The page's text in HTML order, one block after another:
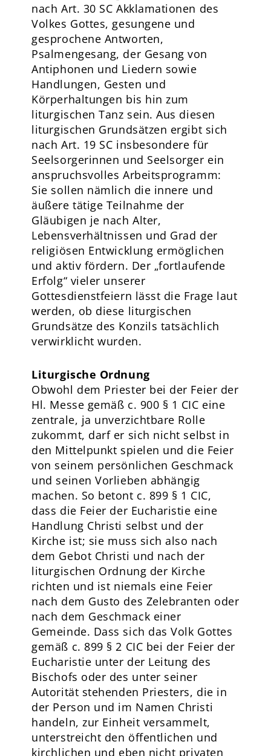
nach Art. 30 SC Akklamationen des
Volkes Gottes, gesungene und
gesprochene Antworten,
Psalmengesang, der Gesang von
Antiphonen und Liedern sowie
Handlungen, Gesten und
Körperhaltungen bis hin zum
liturgischen Tanz sein. Aus diesen
liturgischen Grundsätzen ergibt sich
nach Art. 19 SC insbesondere für
Seelsorgerinnen und Seelsorger ein
anspruchsvolles Arbeitsprogramm:
Sie sollen nämlich die innere und
äußere tätige Teilnahme der
Gläubigen je nach Alter,
Lebensverhältnissen und Grad der
religiösen Entwicklung ermöglichen
und aktiv fördern. Der „fortlaufende
Erfolg“ vieler unserer
Gottesdienstfeiern lässt die Frage laut
werden, ob diese liturgischen
Grundsätze des Konzils tatsächlich
verwirklicht wurden.
Liturgische Ordnung
Obwohl dem Priester bei der Feier der
Hl. Messe gemäß c. 900 § 1 CIC eine
zentrale, ja unverzichtbare Rolle
zukommt, darf er sich nicht selbst in
den Mittelpunkt spielen und die Feier
von seinem persönlichen Geschmack
und seinen Vorlieben abhängig
machen. So betont c. 899 § 1 CIC,
dass die Feier der Eucharistie eine
Handlung Christi selbst und der
Kirche ist; sie muss sich also nach
dem Gebot Christi und nach der
liturgischen Ordnung der Kirche
richten und ist niemals eine Feier
nach dem Gusto des Zelebranten oder
nach dem Geschmack einer
Gemeinde. Dass sich das Volk Gottes
gemäß c. 899 § 2 CIC bei der Feier der
Eucharistie unter der Leitung des
Bischofs oder des unter seiner
Autorität stehenden Priesters, die in
der Person und im Namen Christi
handeln, zur Einheit versammelt,
unterstreicht den öffentlichen und
kirchlichen und eben nicht privaten